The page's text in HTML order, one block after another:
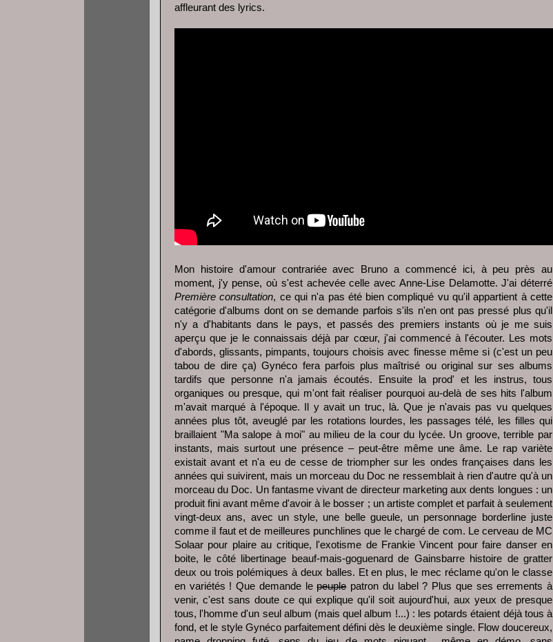
affleurant des lyrics.
Mon histoire d'amour contrariée avec Bruno a commencé ici, à peu près au
moment, j'y pense, où s'est achevée celle avec Anne-Lise Delamotte. J'ai déterré
Première consultation, ce qui n'a pas été bien compliqué vu qu'il appartient à cette
catégorie d'albums dont on se demande parfois s'ils n'en ont pas pressé plus qu'il
n'y a d'habitants dans le pays, et passés des premiers instants où je me suis
aperçu que je le connaissais déjà par cœur, j'ai commencé à l'écouter. Les mots
d'abords, glissants, pimpants, toujours choisis avec finesse même si (c'est un peu
tabou de dire ça) Gynéco fera parfois plus maîtrisé ou original sur ses albums
tardifs que personne n'a jamais écoutés. Ensuite la prod' et les instrus, tous
organiques ou presque, qui m'ont fait réaliser pourquoi au-delà de ses hits l'album
m'avait marqué à l'époque. Il y avait un truc, là. Que je n'avais pas vu quelques
années plus tôt, aveuglé par les rotations lourdes, les passages télé, les filles qui
braillaient "Ma salope à moi" au milieu de la cour du lycée. Un groove, terrible par
instants, mais surtout une présence – peut-être même une âme. Le rap variète
existait avant et n'a eu de cesse de triompher sur les ondes françaises dans les
années qui suivirent, mais un morceau du Doc ne ressemblait à rien d'autre qu'à un
morceau du Doc. Un fantasme vivant de directeur marketing aux dents longues : un
produit fini avant même d'avoir à le bosser ; un artiste complet et parfait à seulement
vingt-deux ans, avec un style, une belle gueule, un personnage borderline juste
comme il faut et de meilleures punchlines que le chargé de com. Le cerveau de MC
Solaar pour plaire au critique, l'exotisme de Frankie Vincent pour faire danser en
boite, le côté libertinage beauf-mais-goguenard de Gainsbarre histoire de gratter
deux ou trois polémiques à deux balles. Et en plus, le mec réclame qu'on le classe
en variétés ! Que demande lepeuplepatron du label ? Plus que ses errements à
venir, c'est sans doute ce qui explique qu'il soit aujourd'hui, aux yeux de presque
tous, l'homme d'un seul album (mais quel album !...) : les potards étaient déjà tous à
fond, et le style Gynéco parfaitement défini dès le deuxième single. Flow doucereux,